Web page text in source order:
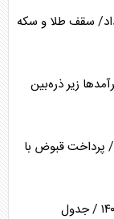
طلا و سکه امروز چهارشنبه ۱۴ مرداد/ سقف طلا و سکه
زیر ذره‌بین
/ پرداخت قبوض با